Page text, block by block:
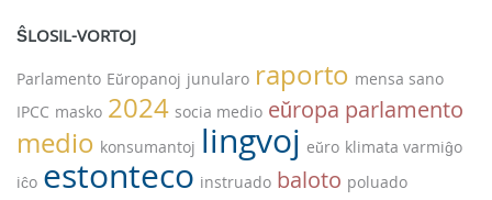
ŜLOSIL-VORTOJ
Parlamento Eŭropanoj junularo raporto mensa sano
IPCC masko 2024 socia medio eŭropa parlamento
medio konsumantoj lingvoj eŭro klimata varmiĝo
iĉo estonteco instruado baloto poluado